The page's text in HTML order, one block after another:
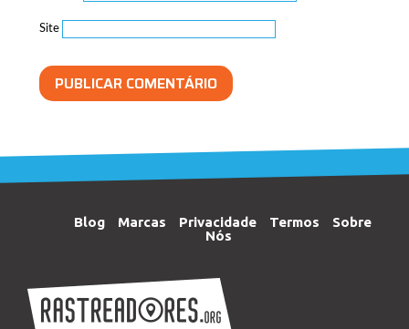
Site
Blog Marcas Privacidade Termos
Sobre
Nós